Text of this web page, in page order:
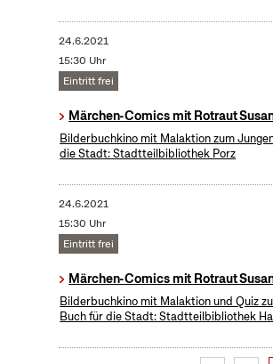
24.6.2021
15:30 Uhr
Eintritt frei
Märchen-Comics mit Rotraut
Bilderbuchkino mit Malaktion zum
die Stadt: Stadtteilbibliothek Porz
24.6.2021
15:30 Uhr
Eintritt frei
Märchen-Comics mit Rotraut
Bilderbuchkino mit Malaktion und Quiz
Buch für die Stadt: Stadtteilbibliothek